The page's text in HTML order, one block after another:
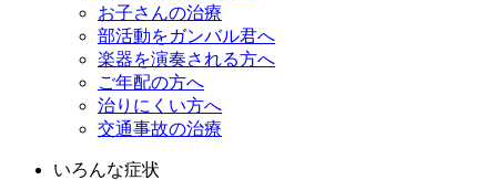
お子さんの治療
部活動をガンバル君へ
楽器を演奏される方へ
ご年配の方へ
治りにくい方へ
交通事故の治療
いろんな症状